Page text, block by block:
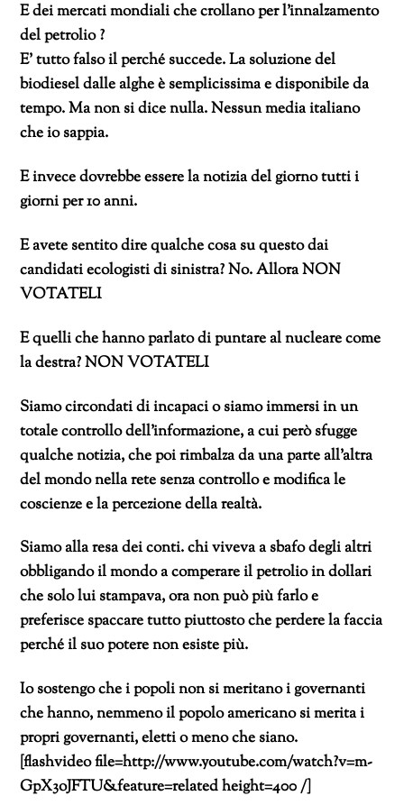
E dei mercati mondiali che crollano per l’innalzamento
del petrolio ?
E’ tutto falso il perché succede. La soluzione del
biodiesel dalle alghe è semplicissima e disponibile da
tempo. Ma non si dice nulla. Nessun media italiano
che io sappia.
E invece dovrebbe essere la notizia del giorno tutti i
giorni per 10 anni.
E avete sentito dire qualche cosa su questo dai
candidati ecologisti di sinistra? No. Allora NON
VOTATELI
E quelli che hanno parlato di puntare al nucleare come
la destra? NON VOTATELI
Siamo circondati di incapaci o siamo immersi in un
totale controllo dell’informazione, a cui però sfugge
qualche notizia, che poi rimbalza da una parte all’altra
del mondo nella rete senza controllo e modifica le
coscienze e la percezione della realtà.
Siamo alla resa dei conti. chi viveva a sbafo degli altri
obbligando il mondo a comperare il petrolio in dollari
che solo lui stampava, ora non può più farlo e
preferisce spaccare tutto piuttosto che perdere la faccia
perché il suo potere non esiste più.
Io sostengo che i popoli non si meritano i governanti
che hanno, nemmeno il popolo americano si merita i
propri governanti, eletti o meno che siano.
[flashvideo file=http://www.youtube.com/watch?v=m-
GpX3oJFTU&feature=related height=400 /]